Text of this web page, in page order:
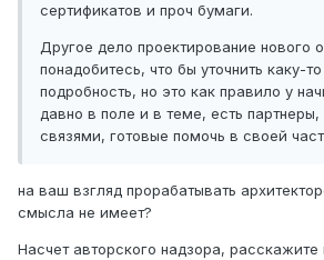
сертификатов и проч бумаги.
Другое дело проектирование нового
понадобитесь, что бы уточнить каку-
подробность, но это как правило у
давно в поле и в теме, есть
связями, готовые помочь в своей
на ваш взгляд прорабатывать
смысла не имеет?
Насчет авторского надзора, расскажите